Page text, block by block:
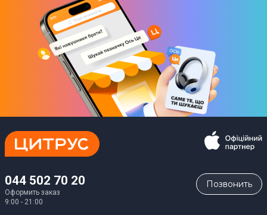
044 502 70 20
Оформить заказ
9:00 - 21:00
Позвонить